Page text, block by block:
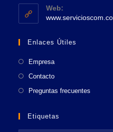
tu
aplicación
Web:
Enlaces Útiles
Empresa
Contacto
Preguntas frecuentes
Etiquetas